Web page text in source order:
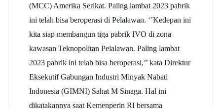
(MCC) Amerika Serikat. Paling lambat 2023 pabrik
ini telah bisa beroperasi di Pelalawan. ‘’Kedepan ini
kita siap membangun tiga pabrik IVO di zona
kawasan Teknopolitan Pelalawan. Paling lambat
2023 pabrik ini telah bisa beroperasi,’’ kata Direktur
Eksekutif Gabungan Industri Minyak Nabati
Indonesia (GIMNI) Sahat M Sinaga. Hal ini
dikatakannya saat Kemenperin RI bersama